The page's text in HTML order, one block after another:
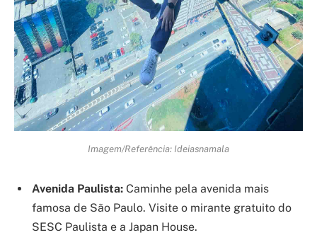
Imagem/Referência: Ideiasnamala
Avenida Paulista: Caminhe pela avenida mais
famosa de São Paulo. Visite o mirante gratuito do
SESC Paulista e a Japan House.